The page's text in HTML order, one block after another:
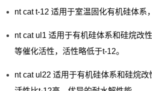
nt cat t-12 适用于室温固化有机硅体系
nt cat ul1 适用于有机硅体系和硅烷改
等催化活性，活性略低于t-12。
nt cat ul22 适用于有机硅体系和硅烷改